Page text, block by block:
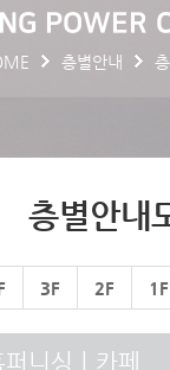
POWER
층별안내
층별안내
3F 2F 1F
니싱ㅣ카페